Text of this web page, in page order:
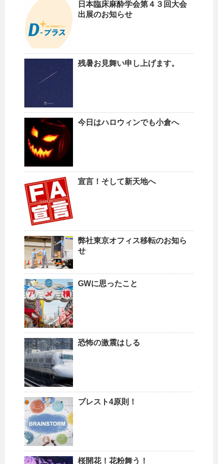
日本臨床麻酔学会第４３回大会
出展のお知らせ
残暑お見舞い申し上げます。
今日はハロウィンでも小倉へ
宣言！そして新天地へ
弊社東京オフィス移転のお知ら
せ
GWに思ったこと
恐怖の激震はしる
ブレスト4原則！
桜開花！花粉舞う！